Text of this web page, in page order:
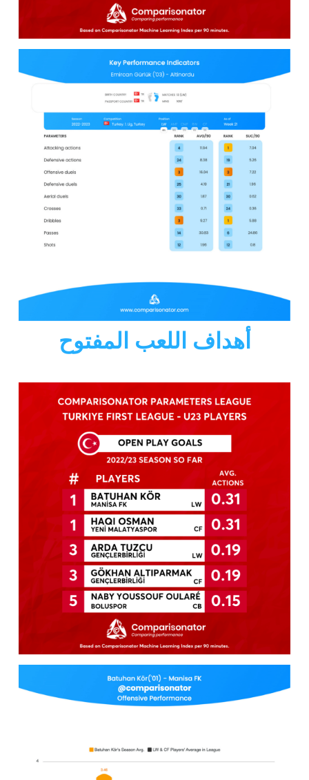
أهداف اللعب المفتوح